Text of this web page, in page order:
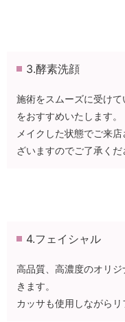
3.酵素洗顔
施術をスムーズに受け
をおすすめいたします。
メイクした状態でご来
ざいますのでご了承くだ
4.フェイシャル
高品質、高濃度のオリ
きます。
カッサも使用しながらリ